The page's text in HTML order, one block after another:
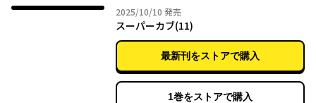
2025/10/10 2025年10月10日
発売
スーパーカブ(11)
最新刊をストアで購入
1巻をストアで購入